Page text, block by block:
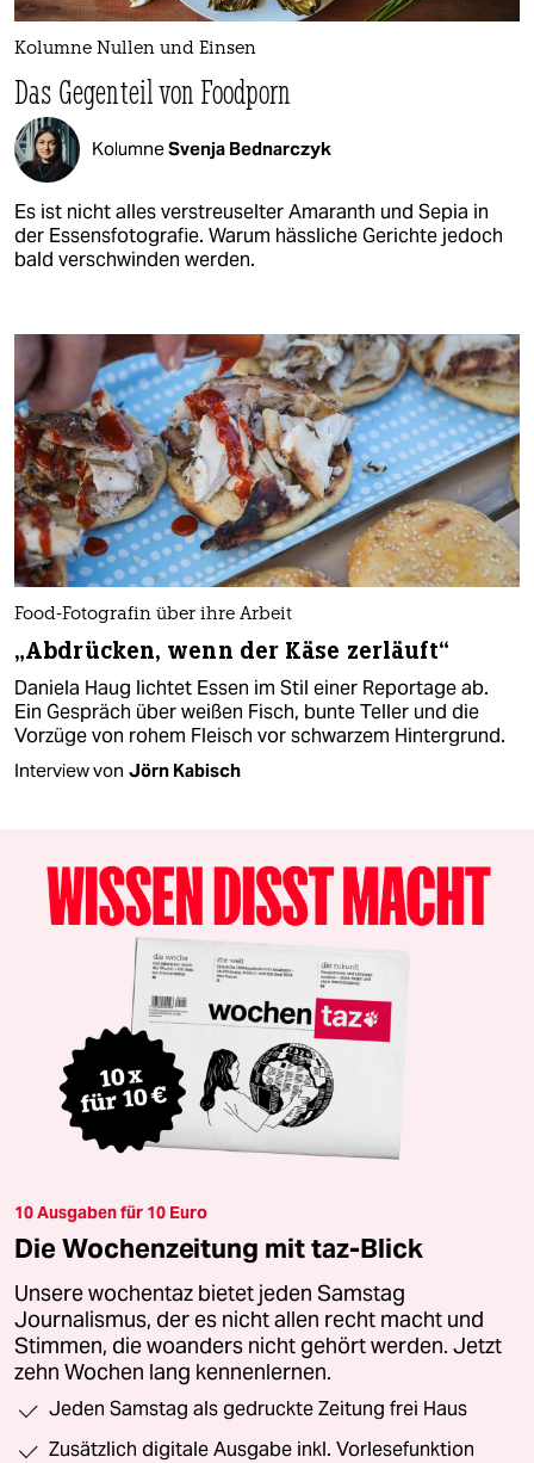
Kolumne Nullen und Einsen
Das Gegenteil von Foodporn
KolumneSvenja Bednarczyk
Es ist nicht alles verstreuselter Amaranth und Sepia in
der Essensfotografie. Warum hässliche Gerichte jedoch
bald verschwinden werden.
Food-Fotografin über ihre Arbeit
„Abdrücken, wenn der Käse zerläuft“
Daniela Haug lichtet Essen im Stil einer Reportage ab.
Ein Gespräch über weißen Fisch, bunte Teller und die
Vorzüge von rohem Fleisch vor schwarzem Hintergrund.
Interview von Jörn Kabisch
10 Ausgaben für 10 Euro
Die Wochenzeitung mit taz-Blick
Unsere wochentaz bietet jeden Samstag
Journalismus, der es nicht allen recht macht und
Stimmen, die woanders nicht gehört werden. Jetzt
zehn Wochen lang kennenlernen.
Jeden Samstag als gedruckte Zeitung frei Haus
Zusätzlich digitale Ausgabe inkl. Vorlesefunktion